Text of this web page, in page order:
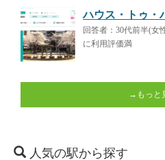
ハウス・トゥ・
回答者：30代前半(女
に利用評価満
→もっと
人気の駅から探す